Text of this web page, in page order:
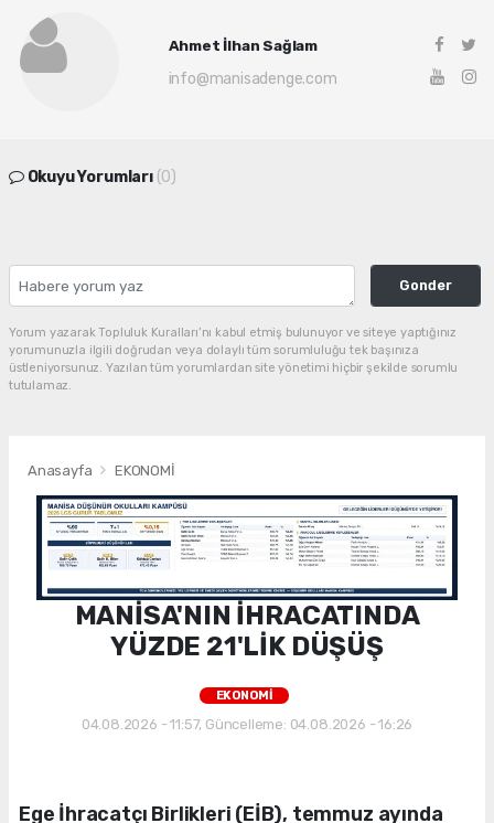
Ahmet İlhan Sağlam
info@manisadenge.com
Okuyu Yorumları (0)
Gonder
Yorum yazarak Topluluk Kuralları’nı kabul etmiş bulunuyor ve siteye yaptığınız
yorumunuzla ilgili doğrudan veya dolaylı tüm sorumluluğu tek başınıza
üstleniyorsunuz. Yazılan tüm yorumlardan site yönetimi hiçbir şekilde sorumlu
tutulamaz.
Anasayfa EKONOMİ
MANİSA'NIN İHRACATINDA
YÜZDE 21'LİK DÜŞÜŞ
EKONOMİ
04.08.2026 - 11:57, Güncelleme: 04.08.2026 - 16:26
Ege İhracatçı Birlikleri (EİB), temmuz ayında